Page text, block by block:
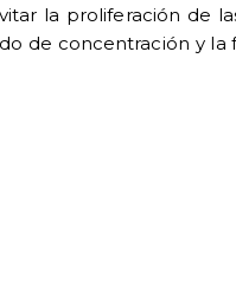
la proliferación de
de concentración y la